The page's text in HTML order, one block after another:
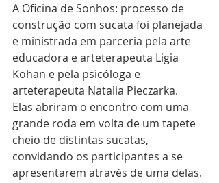
A Oficina de Sonhos: processo de
construção com sucata foi planejada
e ministrada em parceria pela arte
educadora e arteterapeuta Ligia
Kohan e pela psicóloga e
arteterapeuta Natalia Pieczarka.
Elas abriram o encontro com uma
grande roda em volta de um tapete
cheio de distintas sucatas,
convidando os participantes a se
apresentarem através de uma delas.